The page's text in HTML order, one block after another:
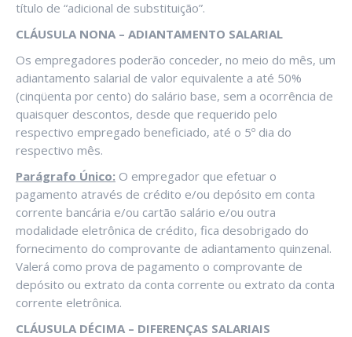
título de “adicional de substituição”.
CLÁUSULA NONA – ADIANTAMENTO SALARIAL
Os empregadores poderão conceder, no meio do mês, um
adiantamento salarial de valor equivalente a até 50%
(cinqüenta por cento) do salário base, sem a ocorrência de
quaisquer descontos, desde que requerido pelo
respectivo empregado beneficiado, até o 5º dia do
respectivo mês.
Parágrafo Único: O empregador que efetuar o
pagamento através de crédito e/ou depósito em conta
corrente bancária e/ou cartão salário e/ou outra
modalidade eletrônica de crédito, fica desobrigado do
fornecimento do comprovante de adiantamento quinzenal.
Valerá como prova de pagamento o comprovante de
depósito ou extrato da conta corrente ou extrato da conta
corrente eletrônica.
CLÁUSULA DÉCIMA – DIFERENÇAS SALARIAIS